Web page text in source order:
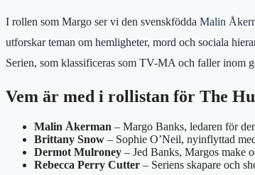
I rollen som Margo ser vi den svenskfödda Malin
utforskar teman om hemligheter, mord och sociala
Serien, som klassificeras som TV-MA och faller inom
Vem är med i rollistan för The
Malin Åkerman – Margo Banks, ledaren för
Brittany Snow – Sophie O’Neil, nyinflyttad
Dermot Mulroney – Jed Banks, Margos make
Rebecca Perry Cutter – Seriens skapare och